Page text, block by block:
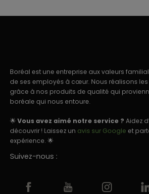
Boréal est une entreprise aux valeurs
de ses employés à cœur. Nous réalisons
grâce à nos produits de qualité qui
boréale qui nous entoure.
🌟Vous avez aimé notre service ? Aidez
découvrir ! Laissez un avis sur Google et
expérience. 🌟
Suivez-nous :